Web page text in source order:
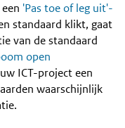
'Pas toe of leg uit'-
standaard klikt, gaat
van de standaard
open
ICT-project een
waarschijnlijk